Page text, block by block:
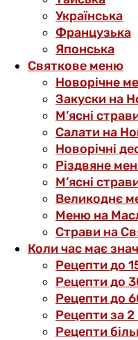
Українська
Французька
Японська
Святкове меню
Новорічне
Закуски на
М’ясні
Салати на
Новорічні
Різдвяне
М’ясні
Великоднє
Меню на
Страви на
Коли час має
Рецепти до
Рецепти до
Рецепти до
Рецепти за
Рецепти